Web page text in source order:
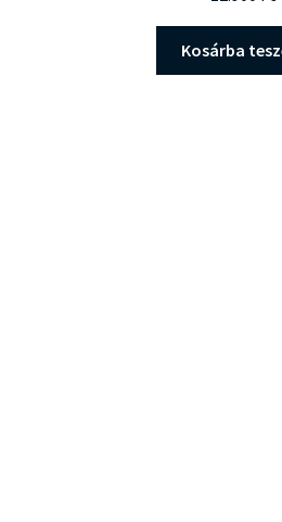
Kosárba